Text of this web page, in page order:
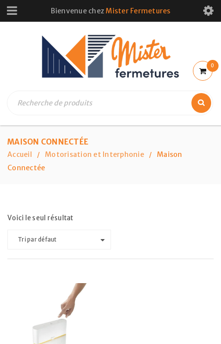
Bienvenue chezMister Fermetures
0
MAISON CONNECTÉE
Accueil / Motorisation et Interphonie /
Maison
Connectée
Voici le seul résultat
Tri par défaut